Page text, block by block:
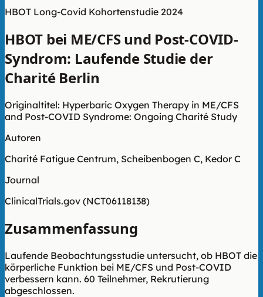
HBOT Long-Covid Kohortenstudie 2024
HBOT bei ME/CFS und Post-COVID-
Syndrom: Laufende Studie der
Charité Berlin
Originaltitel: Hyperbaric Oxygen Therapy in ME/CFS
and Post-COVID Syndrome: Ongoing Charité Study
Autoren
Charité Fatigue Centrum, Scheibenbogen C, Kedor C
Journal
ClinicalTrials.gov (NCT06118138)
Zusammenfassung
Laufende Beobachtungsstudie untersucht, ob HBOT die
körperliche Funktion bei ME/CFS und Post-COVID
verbessern kann. 60 Teilnehmer, Rekrutierung
abgeschlossen.